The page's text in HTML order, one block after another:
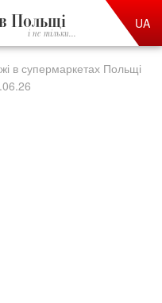
Польщі
і не тільки...
UA
в супермаркетах Польщі